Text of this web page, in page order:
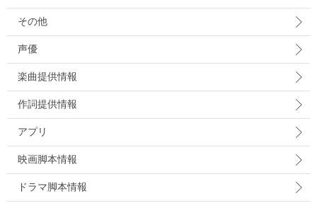
その他
声優
楽曲提供情報
作詞提供情報
アプリ
映画脚本情報
ドラマ脚本情報